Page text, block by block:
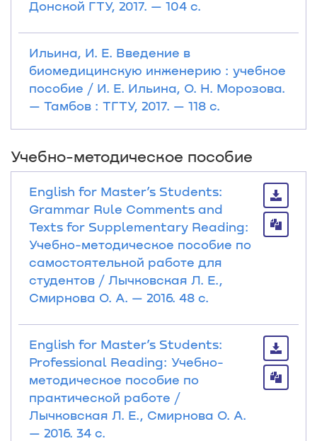
Донской ГТУ, 2017. — 104 с.
Ильина, И. Е. Введение в
биомедицинскую инженерию : учебное
пособие / И. Е. Ильина, О. Н. Морозова.
— Тамбов : ТГТУ, 2017. — 118 с.
Учебно-методическое пособие
English for Master’s Students:
Grammar Rule Comments and
Texts for Supplementary Reading:
Учебно-методическое пособие по
самостоятельной работе для
студентов / Лычковская Л. Е.,
Смирнова О. А. — 2016. 48 с.
English for Master’s Students:
Professional Reading: Учебно-
методическое пособие по
практической работе /
Лычковская Л. Е., Смирнова О. А.
— 2016. 34 с.